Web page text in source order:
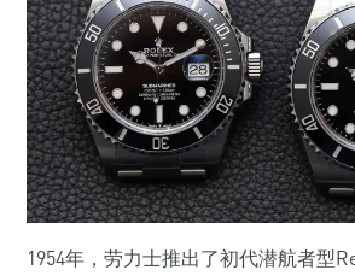
1954年，劳力士推出了初代潜航者型